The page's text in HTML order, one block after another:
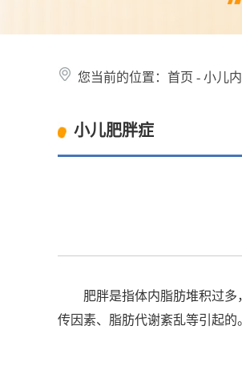
您当前的位置： 首页 - 小儿
小儿肥胖症
肥胖是指体内脂肪堆积过
传因素、脂肪代谢紊乱等引起